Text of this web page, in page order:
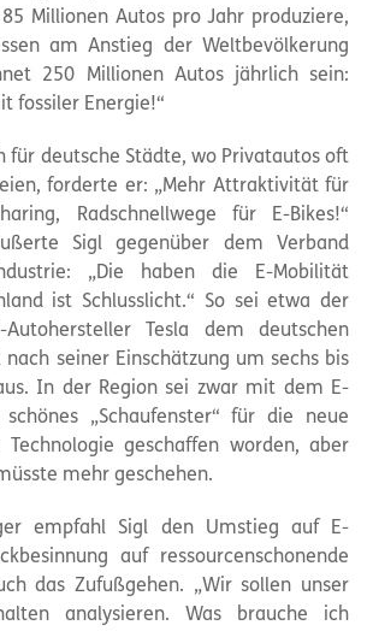
Millionen Autos pro Jahr produziere,
am Anstieg der Weltbevölkerung
250 Millionen Autos jährlich sein:
fossiler Energie!“
für deutsche Städte, wo Privatautos oft
forderte er: „Mehr Attraktivität für
Radschnellwege für E-Bikes!“
Sigl gegenüber dem Verband
„Die haben die E-Mobilität
ist Schlusslicht.“ So sei etwa der
Autohersteller Tesla dem deutschen
nach seiner Einschätzung um sechs bis
In der Region sei zwar mit dem E-
„Schaufenster“ für die neue
Technologie geschaffen worden, aber
mehr geschehen.
empfahl Sigl den Umstieg auf E-
auf ressourcenschonende
das Zufußgehen. „Wir sollen unser
analysieren. Was brauche ich